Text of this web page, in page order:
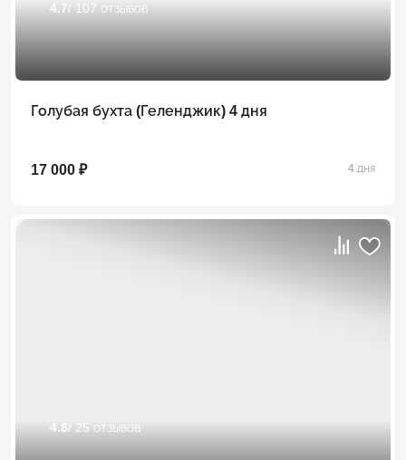
4.7/ 107 отзывов
Голубая бухта (Геленджик) 4 дня
17 000 ₽ 4 дня
4.8/ 25 отзывов